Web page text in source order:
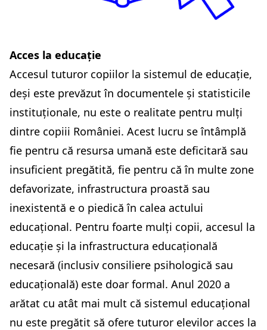
Acces la educație
Accesul tuturor copiilor la sistemul de educație,
deși este prevăzut în documentele și statisticile
instituționale, nu este o realitate pentru mulți
dintre copiii României. Acest lucru se întâmplă
fie pentru că resursa umană este deficitară sau
insuficient pregătită, fie pentru că în multe zone
defavorizate, infrastructura proastă sau
inexistentă e o piedică în calea actului
educațional. Pentru foarte mulți copii, accesul la
educație și la infrastructura educațională
necesară (inclusiv consiliere psihologică sau
educațională) este doar formal. Anul 2020 a
arătat cu atât mai mult că sistemul educațional
nu este pregătit să ofere tuturor elevilor acces la